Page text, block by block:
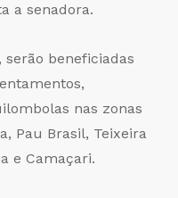
a senadora.
beneficiadas
nas zonas
Pau Brasil, Teixeira
e Camaçari.